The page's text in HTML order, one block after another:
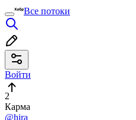
Все потоки
Войти
2
Карма
@hira